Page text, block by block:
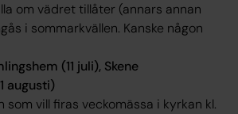
om vädret tillåter (annars annan
i sommarkvällen. Kanske någon
(11 juli), Skene
augusti)
som vill firas veckomässa i kyrkan kl.